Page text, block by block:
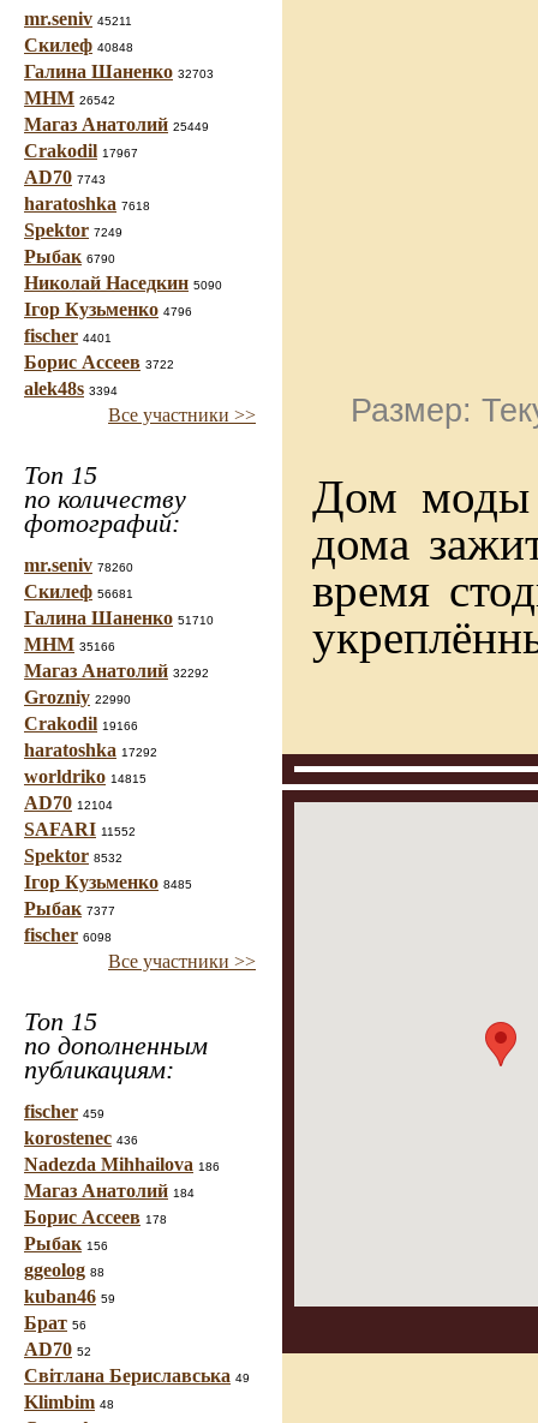
mr.seniv 45211
Скилеф 40848
Галина Шаненко 32703
МНМ 26542
Магаз Анатолий 25449
Crakodil 17967
AD70 7743
haratoshka 7618
Spektor 7249
Рыбак 6790
Николай Наседкин 5090
Ігор Кузьменко 4796
fischer 4401
Борис Ассеев 3722
alek48s 3394
Все участники >>
Топ 15
по количеству
фотографий:
mr.seniv 78260
Скилеф 56681
Галина Шаненко 51710
МНМ 35166
Магаз Анатолий 32292
Grozniy 22990
Crakodil 19166
haratoshka 17292
worldriko 14815
AD70 12104
SAFARI 11552
Spektor 8532
Ігор Кузьменко 8485
Рыбак 7377
fischer 6098
Все участники >>
Топ 15
по дополненным
публикациям:
fischer 459
korostenec 436
Nadezda Mihhailova 186
Магаз Анатолий 184
Борис Ассеев 178
Рыбак 156
ggeolog 88
kuban46 59
Брат 56
AD70 52
Світлана Бериславська 49
Klimbim 48
Размер:
Дом моды
дома
время